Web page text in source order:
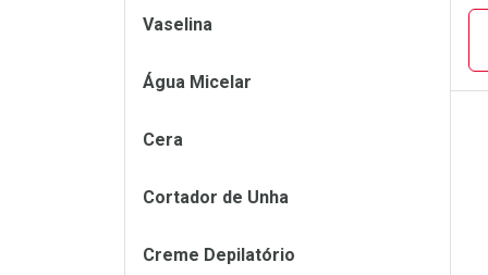
Vaselina
Água Micelar
Cera
Cortador de Unha
Creme Depilatório